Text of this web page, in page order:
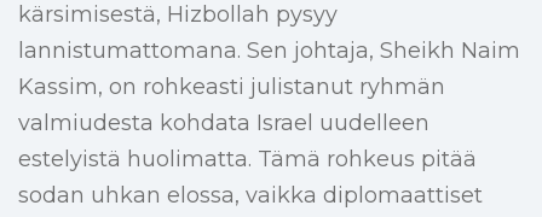
kärsimisestä, Hizbollah pysyy
lannistumattomana. Sen johtaja, Sheikh Naim
Kassim, on rohkeasti julistanut ryhmän
valmiudesta kohdata Israel uudelleen
estelyistä huolimatta. Tämä rohkeus pitää
sodan uhkan elossa, vaikka diplomaattiset